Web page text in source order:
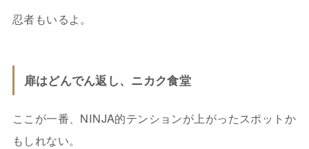
忍者もいるよ。
扉はどんでん返し、ニカク食堂
ここが一番、NINJA的テンションが上がったスポットか
もしれない。